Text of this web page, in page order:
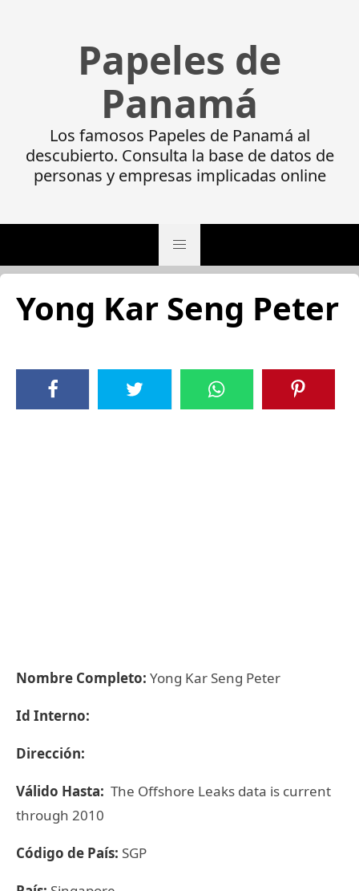
Papeles de
Panamá
Los famosos Papeles de Panamá al
descubierto. Consulta la base de datos de
personas y empresas implicadas online
Yong Kar Seng Peter
Nombre Completo: Yong Kar Seng Peter
Id Interno:
Dirección:
Válido Hasta: The Offshore Leaks data is current
through 2010
Código de País: SGP